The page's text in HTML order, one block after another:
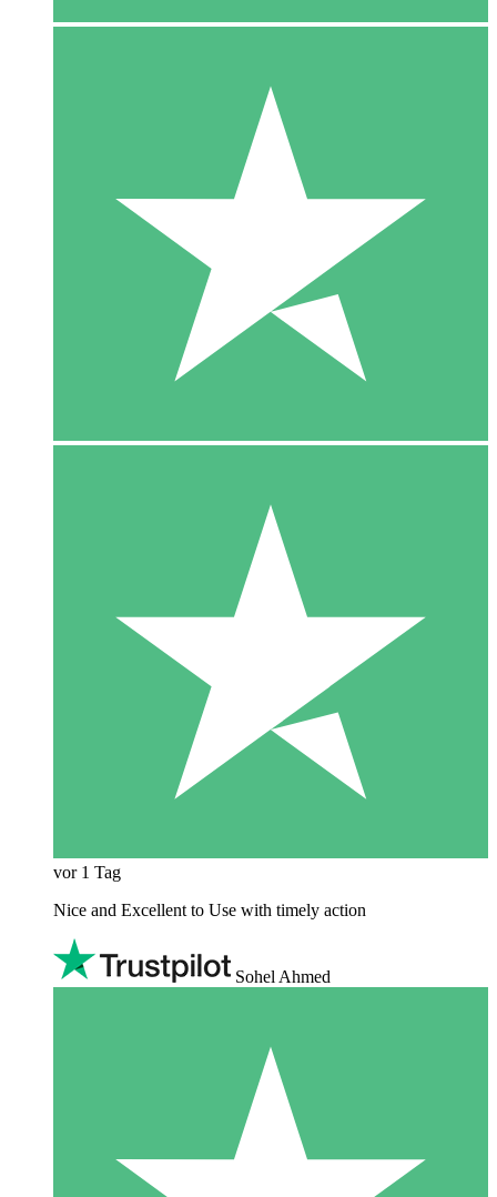
vor 1 Tag
Nice and Excellent to Use with timely action
Sohel Ahmed